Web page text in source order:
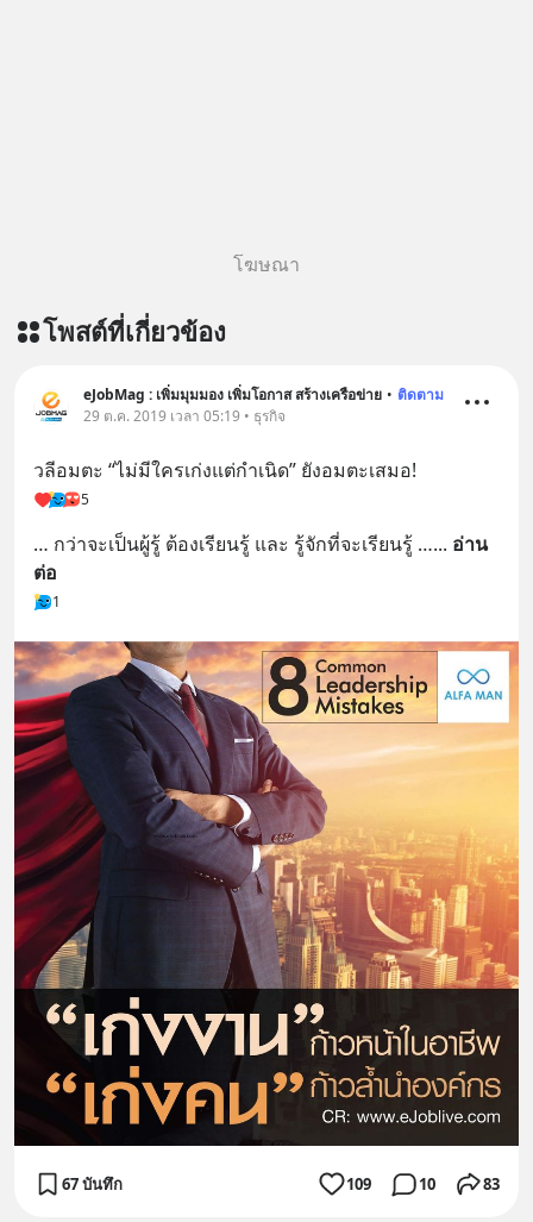
โฆษณา
โพสต์ที่เกี่ยวข้อง
eJobMag : เพิ่มมุมมอง เพิ่มโอกาส สร้างเครือข่าย • ติดตาม
29 ต.ค. 2019 เวลา 05:19 • ธุรกิจ
วลีอมตะ “ไม่มีใครเก่งแต่กำเนิด” ยังอมตะเสมอ!
5
… กว่าจะเป็นผู้รู้ ต้องเรียนรู้ และ รู้จักที่จะเรียนรู้ …... อ่าน
ต่อ
1
67 บันทึก 109 10 83